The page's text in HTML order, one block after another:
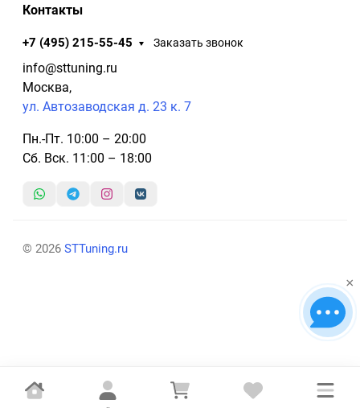
Контакты
+7 (495) 215-55-45 Заказать звонок
info@sttuning.ru
Москва,
ул. Автозаводская д. 23 к. 7
Пн.-Пт. 10:00 – 20:00
Сб. Вск. 11:00 – 18:00
© 2026 STTuning.ru
×